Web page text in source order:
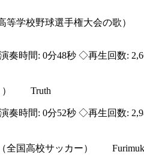
等学校野球選手権大会の歌
奏時間: 0分48秒 ◇再生回数:
リ） Truth
奏時間: 0分52秒 ◇再生回数:
全国高校サッカー）